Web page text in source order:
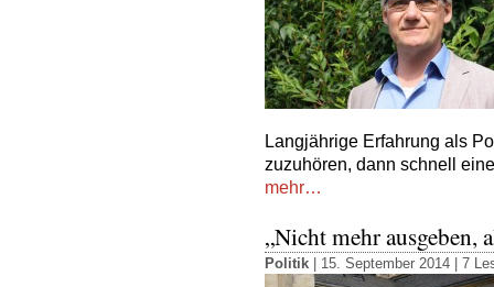
Langjährige Erfahrung als
zuzuhören, dann schnell
mehr…
„Nicht mehr ausgeben,
Politik | 15. September 2014 | 7